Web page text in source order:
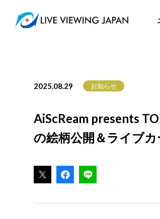
2025.08.29 お知らせ
AiScReam presents
の絵柄公開＆ライブ